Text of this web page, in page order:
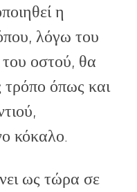
η
λόγω του
οστού, θα
τρόπο όπως και
κόκαλο.
ως τώρα σε